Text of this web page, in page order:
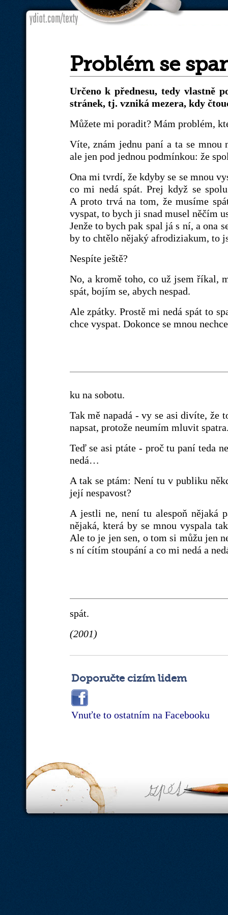
Problém se
Určeno k přednesu, tedy vlastně
stránek, tj. vzniká mezera, kdy
Můžete mi poradit? Mám problém,
Víte, znám jednu paní a ta se mnou
ale jen pod jednou podmínkou: že
Ona mi tvrdí, že kdyby se se mnou
co mi nedá spát. Prej když se
A proto trvá na tom, že musíme
vyspat, to bych ji snad musel něčím
Jenže to bych pak spal já s ní, a ona
by to chtělo nějaký afrodiziakum, to
Nespíte ještě?
No, a kromě toho, co už jsem říkal,
spát, bojím se, abych nespad.
Ale zpátky. Prostě mi nedá spát to
chce vyspat. Dokonce se mnou
ku na sobotu.
Tak mě napadá - vy se asi divíte, že
napsat, protože neumím mluvit
Teď se asi ptáte - proč tu paní teda
nedá…
A tak se ptám: Není tu v publiku
její nespavost?
A jestli ne, není tu alespoň nějaká
nějaká, která by se mnou vyspala
Ale to je jen sen, o tom si můžu jen
s ní cítím stoupání a co mi nedá a
spát.
(2001)
Doporučte cizím lidem
Vnuťte to ostatním na Facebooku